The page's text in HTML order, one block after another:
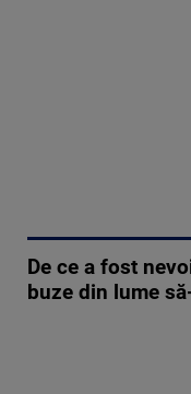
De ce a fost
buze din lume